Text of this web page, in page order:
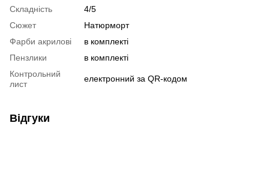
Складність
4/5
Сюжет
Натюрморт
Фарби акрилові
в комплекті
Пензлики
в комплекті
Контрольний
лист
електронний за QR-кодом
Відгуки